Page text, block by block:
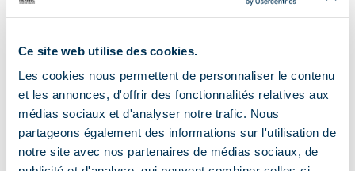
Ce site web utilise des cookies.
Les cookies nous permettent de personnaliser le contenu
et les annonces, d'offrir des fonctionnalités relatives aux
médias sociaux et d'analyser notre trafic. Nous
partageons également des informations sur l'utilisation de
notre site avec nos partenaires de médias sociaux, de
Uitrusting
Kinderstoel
Restaurant
Parkeerterrein in de buurt
Bar